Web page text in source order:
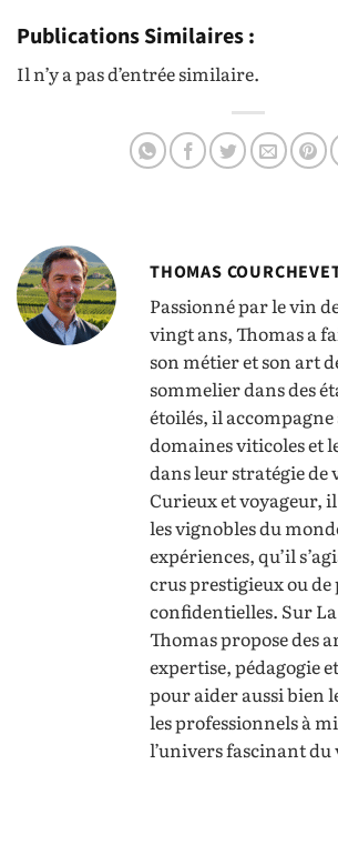
Publications Similaires :
Il n’y a pas d’entrée similaire.
THOMAS
Passionné par le vin
vingt ans, Thomas a
son métier et son art
sommelier dans des
étoilés, il
domaines viticoles et
dans leur stratégie
Curieux et voyageur,
les vignobles du
expériences, qu’il
crus prestigieux ou de
confidentielles. Sur
Thomas propose des
expertise, pédagogie
pour aider aussi bien
les professionnels à
l’univers fascinant du